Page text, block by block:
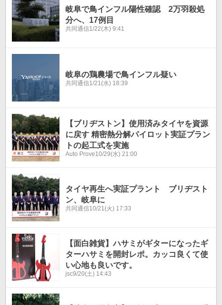
岐阜で鳥インフル陽性確認 2万羽殺処
分へ、17例目
共同通信1/22(木) 9:41
岐阜の鶏農場で鳥インフル疑い
共同通信1/21(水) 18:39
【ブリヂストン】使用済みタイヤを資源
に戻す 精密熱分解パイロット実証プラン
トの起工式を実施
Auto Prove10/29(水) 21:00
タイヤ再生へ実証プラント ブリヂスト
ン、岐阜に
共同通信10/21(火) 17:33
【面白雑貨】ハサミがギターになったギ
ターハサミを開封レポ。カッコ良くて使
い心地も良いです。
jsc9/20(土) 14:43